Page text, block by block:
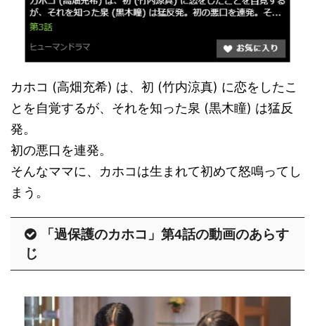
カホコ (高畑充希) は、初 (竹内涼真) に恋をしたこ
とを自覚するが、それを知った泉 (黒木瞳) は猛反
発。
初の悪口を連発。
そんなママに、カホコは生まれて初めて怒鳴ってし
まう。
「過保護のカホコ」第4話の動画のあらす
じ